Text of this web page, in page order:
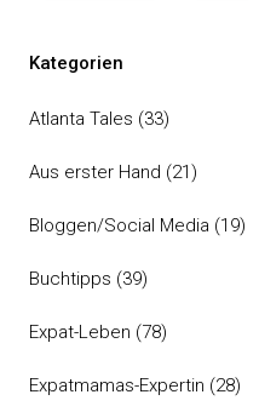
Kategorien
Atlanta Tales (33)
Aus erster Hand (21)
Bloggen/Social Media (19)
Buchtipps (39)
Expat-Leben (78)
Expatmamas-Expertin (28)